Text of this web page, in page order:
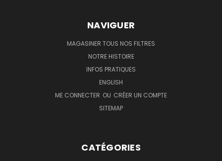
NAVIGUER
MAGASINER TOUS NOS FILTRES
NOTRE HISTOIRE
INFOS PRATIQUES
ENGLISH
ME CONNECTER OU CRÉER UN COMPTE
SITEMAP
CATÉGORIES